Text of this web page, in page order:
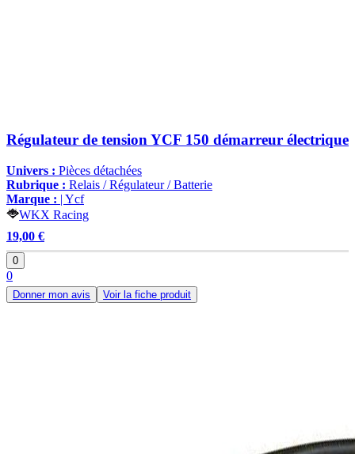
Régulateur de tension YCF 150 démarreur électrique
Univers : Pièces détachées
Rubrique : Relais / Régulateur / Batterie
Marque : | Ycf
WKX Racing
19,00 €
0
0
Donner mon avis Voir la fiche produit